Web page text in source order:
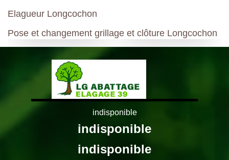
Elagueur Longcochon
Pose et changement grillage et clôture Longcochon
indisponible
indisponible
indisponible